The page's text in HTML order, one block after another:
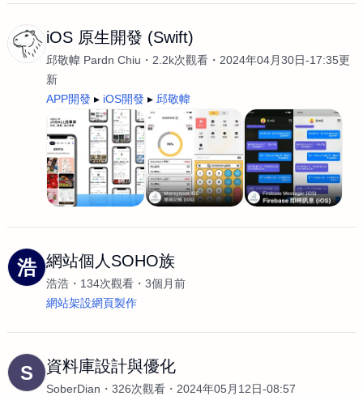
iOS 原生開發 (Swift)
邱敬幃 Pardn Chiu 2.2k次觀看
2024年04月30日-17:35更
新
APP開發
iOS開發 邱敬幃
浩 網站個人SOHO族
浩浩 134次觀看
3個月前
網站架設網頁製作
S 資料庫設計與優化
SoberDian 326次觀看
2024年05月12日-08:57